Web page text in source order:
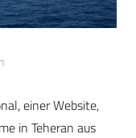
einer Website,
in Teheran aus